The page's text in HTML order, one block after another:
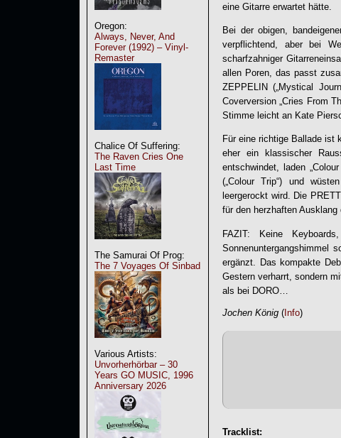
Oregon:
Always, Never, And
Forever (1992) – Vinyl-
Remaster
Chalice Of Suffering:
The Raven Cries One
Last Time
The Samurai Of Prog:
The 7 Voyages Of Sinbad
Various Artists:
Unvorherhörbar – 30
Years GO MUSIC, 1996
Anniversary 2026
eine Gitarre erwartet hätte.
Bei der obigen,
verpflichtend, aber bei
scharfzahniger
allen Poren, das passt
ZEPPELIN („Mystical
Coverversion „Cries From
Stimme leicht an Kate
Für eine richtige Ballade ist
eher ein klassischer
entschwindet, laden
(„Colour Trip“) und
leergerockt wird. Die
für den herzhaften
FAZIT: Keine
Sonnenuntergangshimmel
ergänzt. Das kompakte
Gestern verharrt, sondern
als bei DORO…
Jochen König ( Info)
Tracklist: